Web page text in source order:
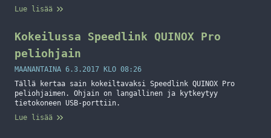
Lue lisää
Kokeilussa Speedlink QUINOX Pro
peliohjain
MAANANTAINA 6.3.2017 KLO 08:26
Tällä kertaa sain kokeiltavaksi Speedlink QUINOX Pro
peliohjaimen. Ohjain on langallinen ja kytkeytyy
tietokoneen USB-porttiin.
Lue lisää